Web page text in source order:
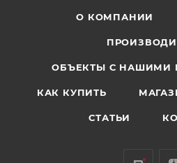
О КОМПАНИИ
ОБЪЕКТЫ С НАШИМИ
КАК КУПИТЬ
СТАТЬИ